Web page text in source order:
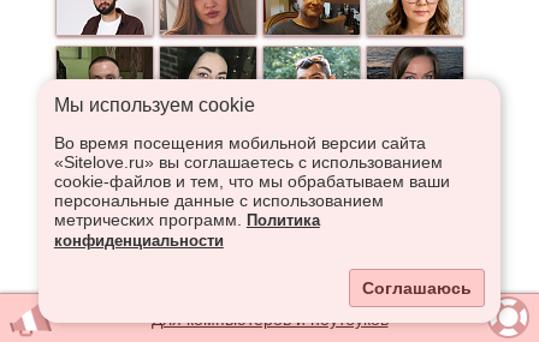
Мы используем сookie
Во время посещения мобильной версии сайта
«Sitelove.ru» вы соглашаетесь с использованием
cookie-файлов и тем, что мы обрабатываем ваши
персональные данные с использованием
метрических программ.
Политика
конфиденциальности
Соглашаюсь
Для компьютеров и ноутбуков